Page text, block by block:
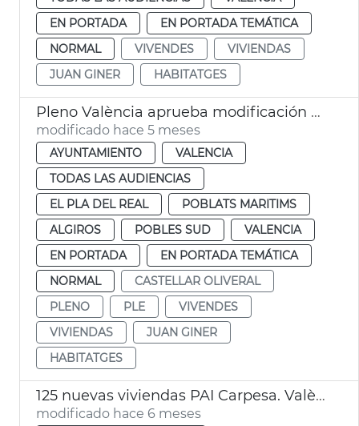
EN PORTADA
EN PORTADA TEMÁTICA
NORMAL
VIVENDES
VIVIENDAS
JUAN GINER
HABITATGES
Pleno València aprueba modificación PGOU cambio uso parcelas Telefónica
modificado hace 5 meses
AYUNTAMIENTO
VALENCIA
TODAS LAS AUDIENCIAS
EL PLA DEL REAL
POBLATS MARITIMS
ALGIROS
POBLES SUD
VALENCIA
EN PORTADA
EN PORTADA TEMÁTICA
NORMAL
CASTELLAR OLIVERAL
PLENO
PLE
VIVENDES
VIVIENDAS
JUAN GINER
HABITATGES
125 nuevas viviendas PAI Carpesa. València
modificado hace 6 meses